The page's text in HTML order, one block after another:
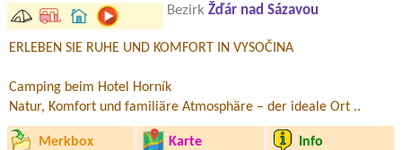
Bezirk Žďár nad Sázavou
ERLEBEN SIE RUHE UND KOMFORT IN VYSOČINA
Camping beim Hotel Horník
Natur, Komfort und familiäre Atmosphäre – der ideale Ort ..
Merkbox Karte Info